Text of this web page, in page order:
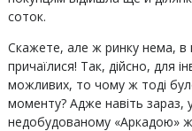
соток.
Скажете, але ж ринку нема, в
причаїлися! Так, дійсно, для
можливих, то чому ж тоді
моменту? Адже навіть зараз,
недобудованому «Аркадою»